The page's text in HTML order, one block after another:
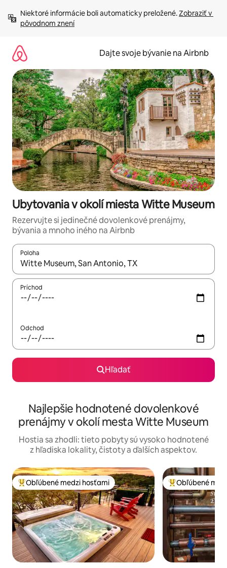
obsah.
Niektoré informácie boli automaticky preložené. Zobraziť v
pôvodnom znení
Dajte svoje bývanie na Airbnb
Ubytovania v okolí miesta Witte Museum
Rezervujte si jedinečné dovolenkové prenájmy,
bývania a mnoho iného na Airbnb
Poloha
Keď budú výsledky k dispozícii, môžete si ich prechádzať
Príchod
Odchod
Hľadať
Najlepšie hodnotené dovolenkové
prenájmy v okolí mesta Witte Museum
Hostia sa zhodli: tieto pobyty sú vysoko hodnotené
z hľadiska lokality, čistoty a ďalších aspektov.
Najobľúbenejšie medzi hosťami
Obľúbené medzi hosťami Najobľúbenejšie
Obľúbené